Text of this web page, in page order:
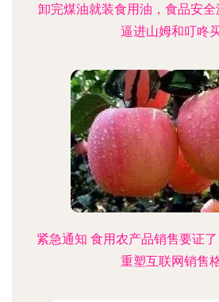
卸完煤油就装食用油，食品安
逼进山姆和叮咚
紧急通知 食用农产品销售要证
重塑互联网销售